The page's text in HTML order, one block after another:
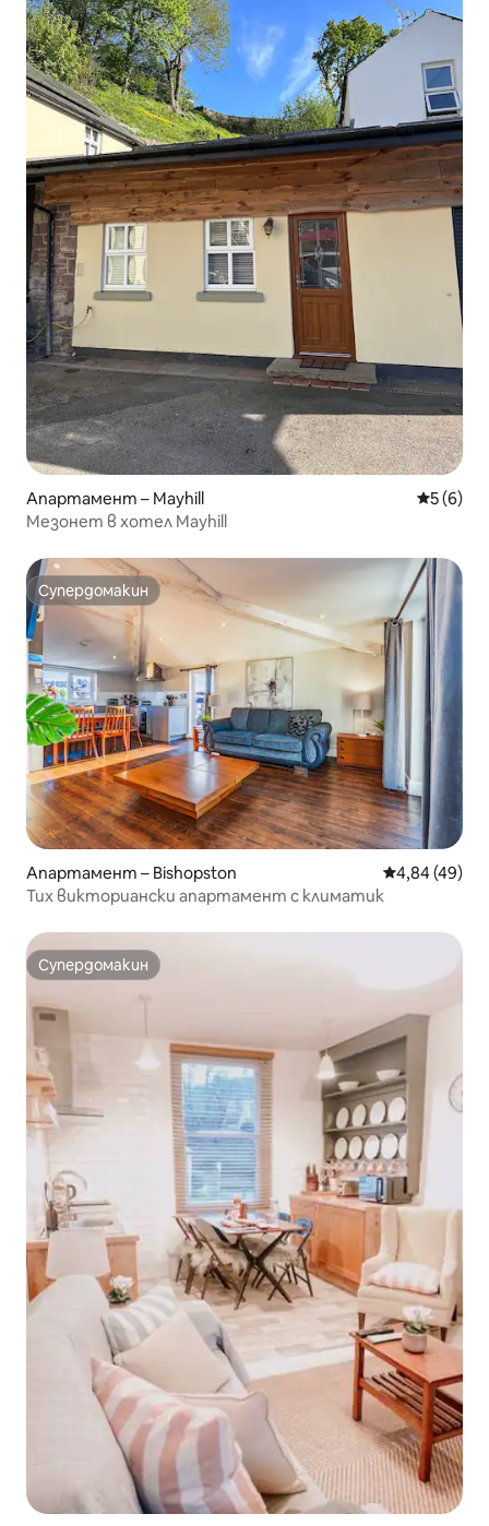
Апартамент – Mayhill Средна
5 (6)
Мезонет в хотел Mayhill
Супердомакин
Супердомакин
Апартамент – Bishopston Средна
4,84 (49)
Тих викториански апартамент с климатик
Супердомакин
Супердомакин